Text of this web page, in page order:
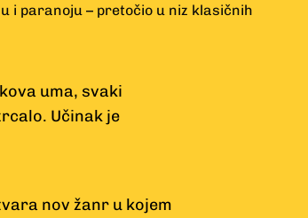
i paranoju – pretočio u niz klasičnih
uma, svaki
Učinak je
nov žanr u kojem